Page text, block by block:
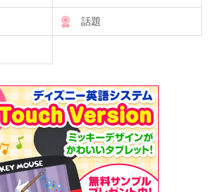
話題